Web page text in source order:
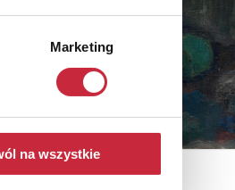
Marketing
na wszystkie